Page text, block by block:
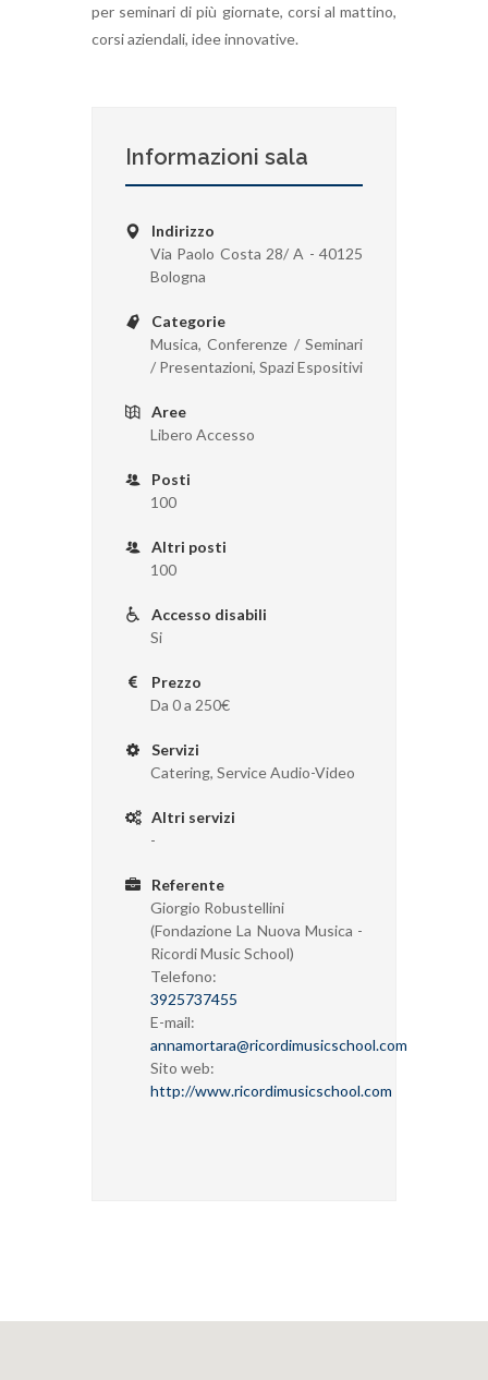
per seminari di più giornate, corsi al mattino,
corsi aziendali, idee innovative.
Informazioni sala
Indirizzo
Via Paolo Costa 28/ A - 40125
Bologna
Categorie
Musica, Conferenze / Seminari
/ Presentazioni, Spazi Espositivi
Aree
Libero Accesso
Posti
100
Altri posti
100
Accesso disabili
Si
Prezzo
Da 0 a 250€
Servizi
Catering, Service Audio-Video
Altri servizi
-
Referente
Giorgio Robustellini
(Fondazione La Nuova Musica -
Ricordi Music School)
Telefono:
3925737455
E-mail:
annamortara@ricordimusicschool.com
Sito web:
http://www.ricordimusicschool.com